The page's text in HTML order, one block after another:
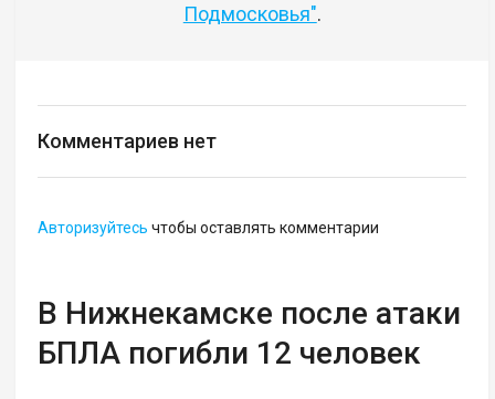
Подмосковья".
Комментариев нет
Авторизуйтесь чтобы оставлять комментарии
В Нижнекамске после атаки
БПЛА погибли 12 человек